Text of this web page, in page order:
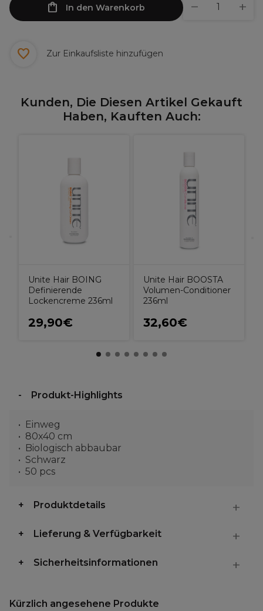
In den Warenkorb
Zur Einkaufsliste hinzufügen
Kunden, Die Diesen Artikel Gekauft
Haben, Kauften Auch:
Unite Hair BOING
Definierende
Lockencreme 236ml
29,90€
Unite Hair BOOSTA
Volumen-Conditioner
236ml
32,60€
Produkt-Highlights
Einweg
80x40 cm
Biologisch abbaubar
Schwarz
50 pcs
Produktdetails
Lieferung & Verfügbarkeit
Sicherheitsinformationen
Kürzlich angesehene Produkte